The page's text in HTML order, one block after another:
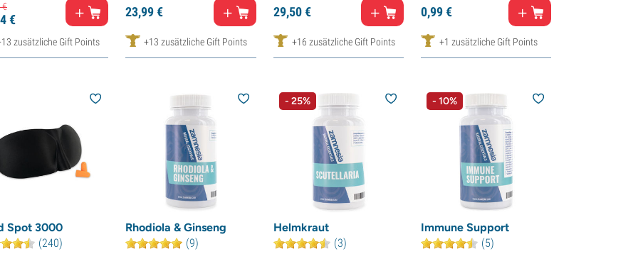
€
€
zusätzliche Gift Points
23,99€
+13 zusätzliche Gift Points
29,50€
+16 zusätzliche Gift Points
0,99€
+1 zusätzliche Gift Points
Spot 3000
(240)
Rhodiola & Ginseng
(9)
- 25%
Helmkraut
(3)
- 10%
Immune Support
(5)